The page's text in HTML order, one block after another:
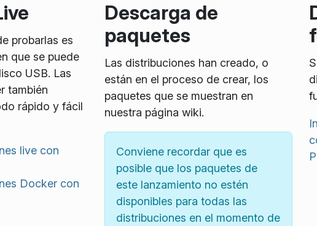
probarlas es
que se puede
USB. Las
también
rápido y fácil
live con
Docker con
Descarga de
paquetes
Las distribuciones han creado, o
están en el proceso de crear, los
paquetes que se muestran en
nuestra página wiki.
Conviene recordar que es
posible que los paquetes de
este lanzamiento no estén
disponibles para todas las
distribuciones en el momento de